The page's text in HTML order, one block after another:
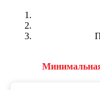
Минимальная